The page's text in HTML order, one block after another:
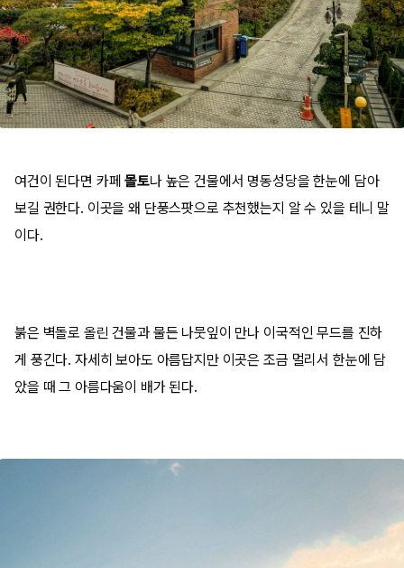
여건이 된다면 카페 몰토나 높은 건물에서 명동성당을 한눈에 담아
보길 권한다. 이곳을 왜 단풍스팟으로 추천했는지 알 수 있을 테니 말
이다.
붉은 벽돌로 올린 건물과 물든 나뭇잎이 만나 이국적인 무드를 진하
게 풍긴다. 자세히 보아도 아름답지만 이곳은 조금 멀리서 한눈에 담
았을 때 그 아름다움이 배가 된다.